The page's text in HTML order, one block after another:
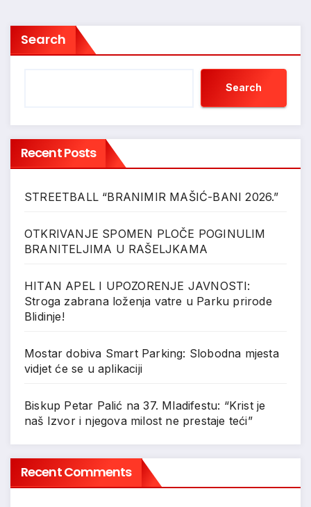
Search
Search
Recent Posts
STREETBALL “BRANIMIR MAŠIĆ-BANI 2026.”
OTKRIVANJE SPOMEN PLOČE POGINULIM
BRANITELJIMA U RAŠELJKAMA
HITAN APEL I UPOZORENJE JAVNOSTI:
Stroga zabrana loženja vatre u Parku prirode
Blidinje!
Mostar dobiva Smart Parking: Slobodna mjesta
vidjet će se u aplikaciji
Biskup Petar Palić na 37. Mladifestu: “Krist je
naš Izvor i njegova milost ne prestaje teći”
Recent Comments